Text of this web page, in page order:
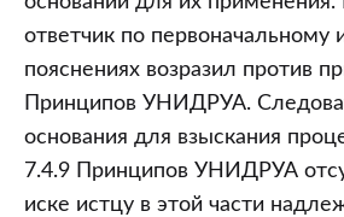
ответчик по первоначальному
пояснениях возразил против
Принципов УНИДРУА.
основания для взыскания
7.4.9 Принципов УНИДРУА
иске истцу в этой части